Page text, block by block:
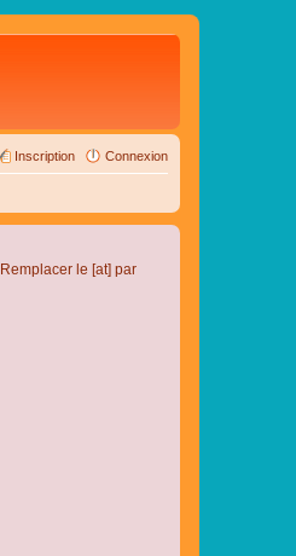
Connexion
Inscription
. Remplacer le [at] par